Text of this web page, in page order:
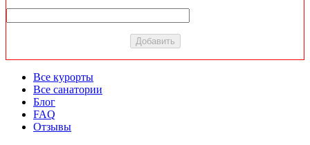
Все курорты
Все санатории
Блог
FAQ
Отзывы